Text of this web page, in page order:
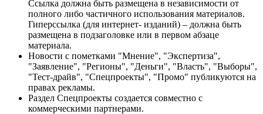
Ссылка должна быть размещена в независимости от
полного либо частичного использования материалов.
Гиперссылка (для интернет- изданий) – должна быть
размещена в подзаголовке или в первом абзаце
материала.
Новости с пометками "Мнение", "Экспертиза",
"Заявление", "Регионы", "Деньги", "Власть", "Выборы",
"Тест-драйв", "Спецпроекты", "Промо" публикуются на
правах рекламы.
Раздел Спецпроекты создается совместно с
коммерческими партнерами.